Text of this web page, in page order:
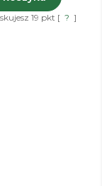
19 pkt [ ? ]